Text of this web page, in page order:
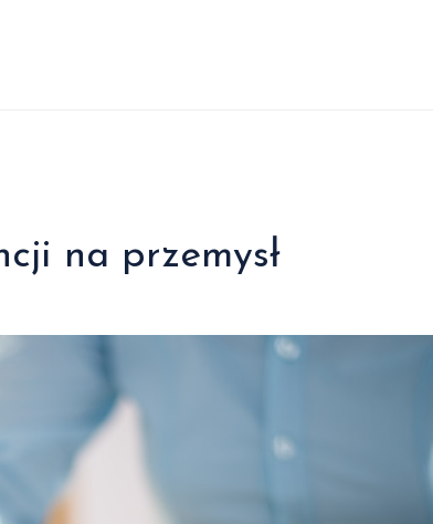
na przemysł